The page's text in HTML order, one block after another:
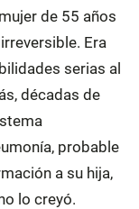
de 55 años
Era
serias al
décadas de
probable
a su hija,
lo creyó.